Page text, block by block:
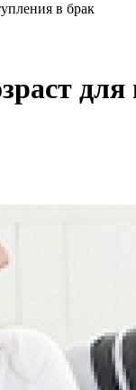
в брак
для